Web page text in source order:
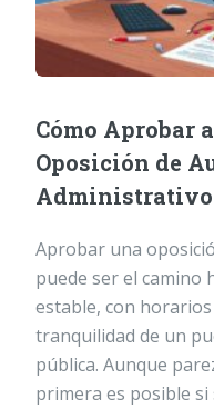
Cómo Aprobar
Oposición de
Administrativo
Aprobar una
puede ser el camino
estable, con
tranquilidad de un
pública. Aunque
primera es posible